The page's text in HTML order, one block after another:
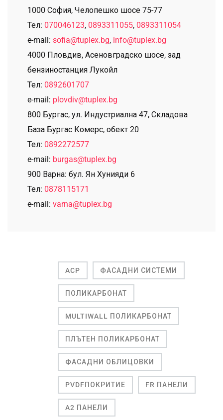
1000 София, Челопешко шосе 75-77
Тел: 070046123, 0893311055, 0893311054
e-mail: sofia@tuplex.bg, info@tuplex.bg
4000 Пловдив, Асеновградско шосе, зад
бензиностанция Лукойл
Тел: 0892601707
e-mail: plovdiv@tuplex.bg
800 Бургас, ул. Индустриална 47, Складова
База Бургас Комерс, обект 20
Тел: 0892272577
e-mail: burgas@tuplex.bg
900 Варна: бул. Ян Хунияди 6
Тел: 0878115171
e-mail: varna@tuplex.bg
ACP ФАСАДНИ СИСТЕМИ
ПОЛИКАРБОНАТ
MULTIWALL ПОЛИКАРБОНАТ
ПЛЪТЕН ПОЛИКАРБОНАТ
ФАСАДНИ ОБЛИЦОВКИ
PVDFПОКРИТИЕ FR ПАНЕЛИ
A2 ПАНЕЛИ